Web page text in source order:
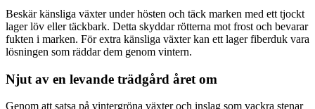
Beskär känsliga växter under hösten och täck marken med ett tjockt
lager löv eller täckbark. Detta skyddar rötterna mot frost och bevarar
fukten i marken. För extra känsliga växter kan ett lager fiberduk vara
lösningen som räddar dem genom vintern.
Njut av en levande trädgård året om
Genom att satsa på vintergröna växter och inslag som vackra stenar